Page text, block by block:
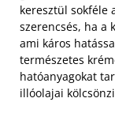
keresztül sokféle
szerencsés, ha a
ami káros
természetes
hatóanyagokat
illóolajai